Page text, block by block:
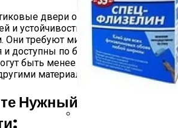
двери обладают хорошей
и устойчивостью к внешним
Они требуют минимального
и доступны по более низкой цене.
быть менее прочными по
материалами.
Нужный Уровень